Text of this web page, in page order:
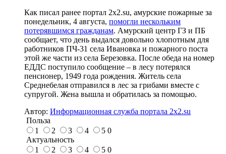
Как писал ранее портал 2х2.su, амурские пожарные за
понедельник, 4 августа, помогли нескольким
потерявшимся гражданам. Амурский центр ГЗ и ПБ
сообщает, что день выдался довольно хлопотным для
работников ПЧ-31 села Ивановка и пожарного поста
этой же части из села Березовка. После обеда на номер
ЕДДС поступило сообщение – в лесу потерялся
пенсионер, 1949 года рождения. Житель села
Среднебелая отправился в лес за грибами вместе с
супругой. Жена вышла и обратилась за помощью.
Автор: Информационная служба портала 2x2.su
Польза
1
2 3 4 5 0
Актуальность
1
2 3 4 5 0